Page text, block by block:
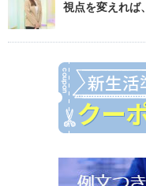
視点を変えれ